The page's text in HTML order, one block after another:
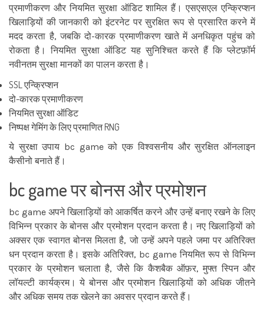
प्रमाणीकरण और नियमित सुरक्षा ऑडिट शामिल हैं। एसएसएल एन्क्रिप्शन
खिलाड़ियों की जानकारी को इंटरनेट पर सुरक्षित रूप से प्रसारित करने में
मदद करता है, जबकि दो-कारक प्रमाणीकरण खाते में अनधिकृत पहुंच को
रोकता है। नियमित सुरक्षा ऑडिट यह सुनिश्चित करते हैं कि प्लेटफ़ॉर्म
नवीनतम सुरक्षा मानकों का पालन करता है।
SSL एन्क्रिप्शन
दो-कारक प्रमाणीकरण
नियमित सुरक्षा ऑडिट
निष्पक्ष गेमिंग के लिए प्रमाणित RNG
ये सुरक्षा उपाय bc game को एक विश्वसनीय और सुरक्षित ऑनलाइन
कैसीनो बनाते हैं।
bc game पर बोनस और प्रमोशन
bc game अपने खिलाड़ियों को आकर्षित करने और उन्हें बनाए रखने के लिए
विभिन्न प्रकार के बोनस और प्रमोशन प्रदान करता है। नए खिलाड़ियों को
अक्सर एक स्वागत बोनस मिलता है, जो उन्हें अपने पहले जमा पर अतिरिक्त
धन प्रदान करता है। इसके अतिरिक्त, bc game नियमित रूप से विभिन्न
प्रकार के प्रमोशन चलाता है, जैसे कि कैशबैक ऑफ़र, मुफ्त स्पिन और
लॉयल्टी कार्यक्रम। ये बोनस और प्रमोशन खिलाड़ियों को अधिक जीतने
और अधिक समय तक खेलने का अवसर प्रदान करते हैं।